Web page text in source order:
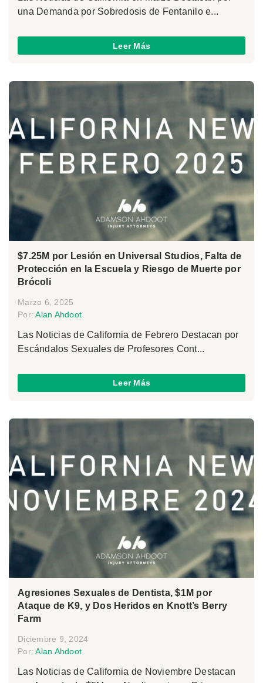
una Demanda por Sobredosis de Fentanilo e...
Leer Más
$7.25M por Lesión en Universal Studios, Falta de
Protección en la Escuela y Riesgo de Muerte por
Brócoli
Marzo 6, 2025
Por:Alan Ahdoot
Las Noticias de California de Febrero Destacan por
Escándalos Sexuales de Profesores Cont...
Leer Más
Agresiones Sexuales de Dentista, $1M por
Ataque de K9, y Dos Heridos en Knott’s Berry
Farm
Diciembre 9, 2024
Por:Alan Ahdoot
Las Noticias de California de Noviembre Destacan